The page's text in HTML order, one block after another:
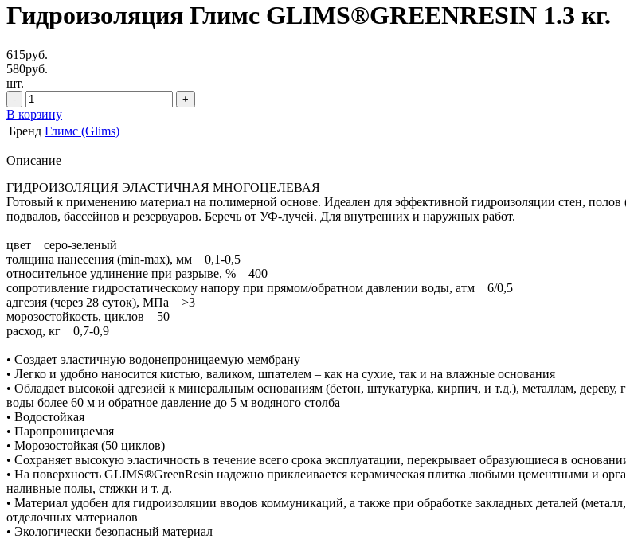
Гидроизоляция Глимс GLIMS®GREENRESIN 1.3 кг.
615руб.
580руб.
шт.
В корзину
Бренд Глимс (Glims)
Описание
ГИДРОИЗОЛЯЦИЯ ЭЛАСТИЧНАЯ МНОГОЦЕЛЕВАЯ
Готовый к применению материал на полимерной основе. Идеален для эффективной гидроизоляции стен,
подвалов, бассейнов и резервуаров. Беречь от УФ-лучей. Для внутренних и наружных работ.
цвет серо-зеленый
толщина нанесения (min-max), мм 0,1-0,5
относительное удлинение при разрыве, % 400
сопротивление гидростатическому напору при прямом/обратном давлении воды, атм 6/0,5
адгезия (через 28 суток), МПа >3
морозостойкость, циклов 50
расход, кг 0,7-0,9
• Создает эластичную водонепроницаемую мембрану
• Легко и удобно наносится кистью, валиком, шпателем – как на сухие, так и на влажные основания
• Обладает высокой адгезией к минеральным основаниям (бетон, штукатурка, кирпич, и т.д.), металлам,
воды более 60 м и обратное давление до 5 м водяного столба
• Водостойкая
• Паропроницаемая
• Морозостойкая (50 циклов)
• Сохраняет высокую эластичность в течение всего срока эксплуатации, перекрывает образующиеся в
• На поверхность GLIMS®GreenResin надежно приклеивается керамическая плитка любыми цементными и
наливные полы, стяжки и т. д.
• Материал удобен для гидроизоляции вводов коммуникаций, а также при обработке закладных деталей
отделочных материалов
• Экологически безопасный материал